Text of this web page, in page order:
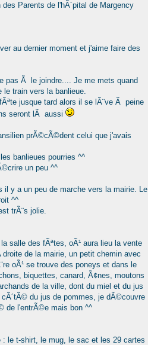
Parents de l'hÃ´pital de Margency
au dernier moment et j'aime faire des
pas Ã le joindre.... Je me mets quand
le train vers la banlieue.
jusque tard alors il se lÃ¨ve Ã peine
seront lÃ aussi
prÃ©cÃ©dent celui que j'avais
banlieues pourries ^^
un peu ^^
y a un peu de marche vers la mairie. Le
^^
trÃ¨s jolie.
salle des fÃªtes, oÃ¹ aura lieu la vente
de la mairie, un petit chemin avec
oÃ¹ se trouve des poneys et dans le
biquettes, canard, Ã¢nes, moutons
de la ville, dont du miel et du jus
du jus de pommes, je dÃ©couvre
de l'entrÃ©e mais bon ^^
le t-shirt, le mug, le sac et les 29 cartes